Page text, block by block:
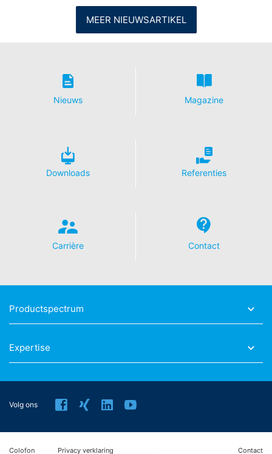
MEER NIEUWSARTIKEL
Nieuws Magazine
Downloads Referenties
Carrière Contact
Productspectrum
Expertise
Volg ons
Colofon Privacy verklaring Contact